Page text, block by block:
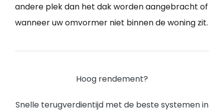
andere plek dan het dak worden aangebracht of
wanneer uw omvormer niet binnen de woning zit.
Hoog rendement?
Snelle terugverdientijd met de beste systemen in